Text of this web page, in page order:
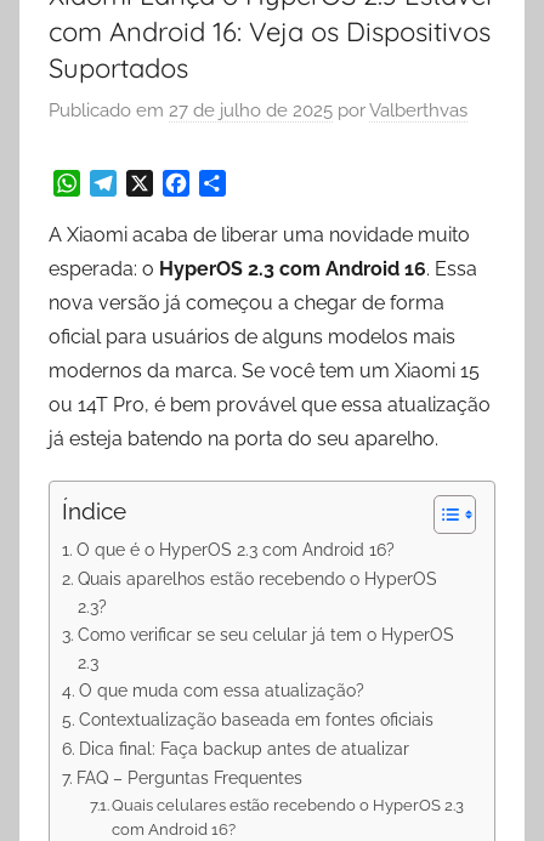
com Android 16: Veja os Dispositivos
Suportados
Publicado em 27 de julho de 2025 porValberthvas
h
a
s
A
p
p
e
l
g
r
a
m
a
c
e
b
o
o
k
h
a
e
A Xiaomi acaba de liberar uma novidade muito
esperada: o HyperOS 2.3 com Android 16. Essa
nova versão já começou a chegar de forma
oficial para usuários de alguns modelos mais
modernos da marca. Se você tem um Xiaomi 15
ou 14T Pro, é bem provável que essa atualização
já esteja batendo na porta do seu aparelho.
Índice
O que é o HyperOS 2.3 com Android 16?
Quais aparelhos estão recebendo o HyperOS
2.3?
Como verificar se seu celular já tem o HyperOS
2.3
O que muda com essa atualização?
Contextualização baseada em fontes oficiais
Dica final: Faça backup antes de atualizar
FAQ – Perguntas Frequentes
Quais celulares estão recebendo o HyperOS 2.3
com Android 16?